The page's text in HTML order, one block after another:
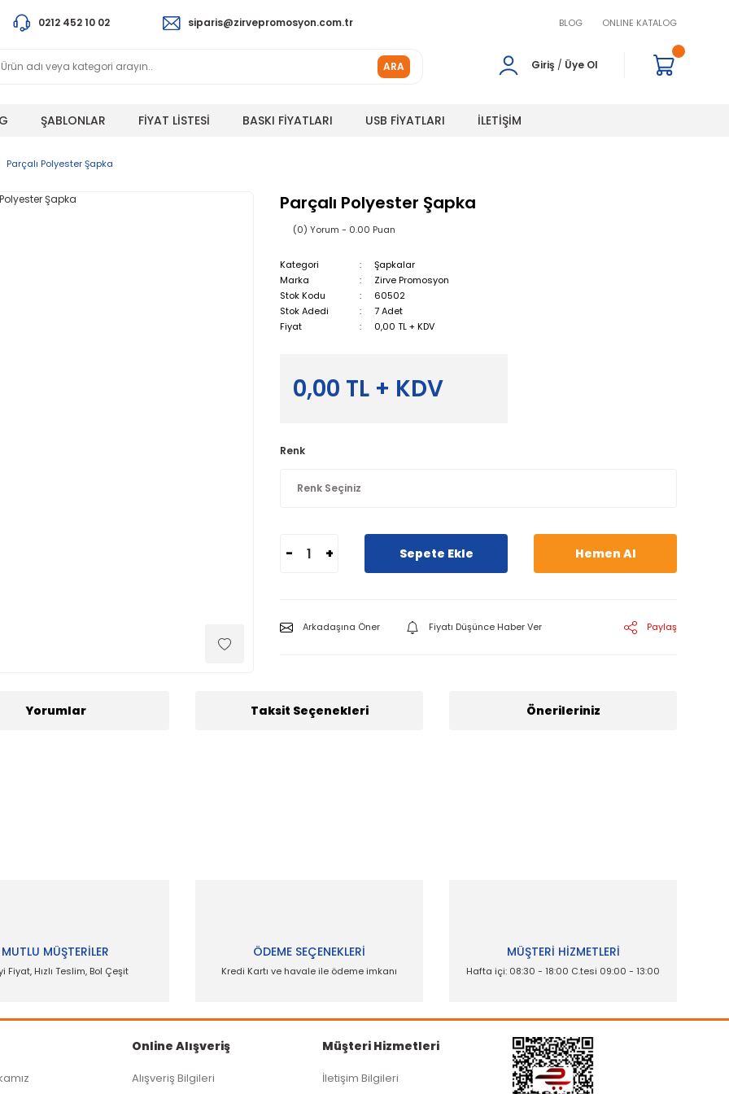
0212 452 10 02 siparis@zirvepromosyon.com.tr
ARA
BLOG ONLINE KATALOG
Giriş / Üye Ol
ŞABLONLAR FİYAT LİSTESİ BASKI FİYATLARI USB FİYATLARI İLETİŞİM
Parçalı Polyester Şapka
Parçalı Polyester Şapka
(0) Yorum - 0.00 Puan
Kategori
Şapkalar
Marka
Zirve Promosyon
Stok Kodu
60502
Stok Adedi
7 Adet
Fiyat
0,00 TL + KDV
0,00 TL + KDV
Renk
- + Sepete Ekle Hemen Al
Arkadaşına Öner Fiyatı Düşünce Haber Ver Paylaş
Yorumlar Taksit Seçenekleri Önerileriniz
Gönder
MUTLU MÜŞTERİLER
Fiyat, Hızlı Teslim, Bol Çeşit
ÖDEME SEÇENEKLERİ
Kredi Kartı ve havale ile ödeme imkanı
MÜŞTERİ HİZMETLERİ
Hafta içi: 08:30 - 18:00 C.tesi 09:00 - 13:00
Online Alışveriş
Alışveriş Bilgileri
Müşteri Hizmetleri
İletişim Bilgileri